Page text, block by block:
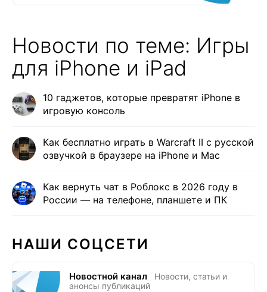
Новости по теме: Игры
для iPhone и iPad
10 гаджетов, которые превратят iPhone в
игровую консоль
Как бесплатно играть в Warcraft II с русской
озвучкой в браузере на iPhone и Mac
Как вернуть чат в Роблокс в 2026 году в
России — на телефоне, планшете и ПК
НАШИ СОЦСЕТИ
Новостной канал
Новости, статьи и
анонсы публикаций